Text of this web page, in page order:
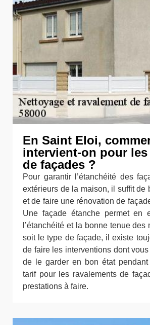
En Saint Eloi,
intervient-on pour les
de façades ?
Pour garantir l’étanchéité des
extérieurs de la maison, il suffit de
et de faire une rénovation de
Une façade étanche permet en
l’étanchéité et la bonne tenue des
soit le type de façade, il existe
de faire les interventions dont
de le garder en bon état pendant
tarif pour les ravalements de
prestations à faire.